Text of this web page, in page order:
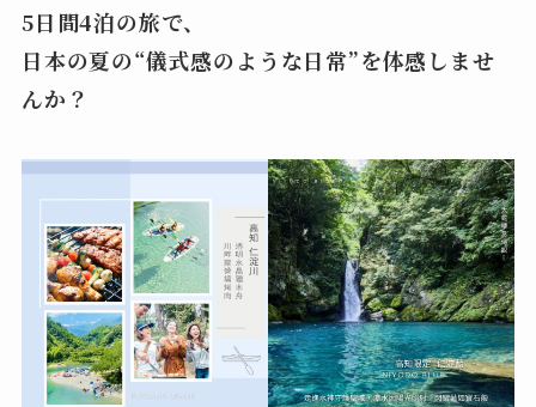
5日間4泊の旅で、
日本の夏の“儀式感のような日常”を体感しませ
んか？